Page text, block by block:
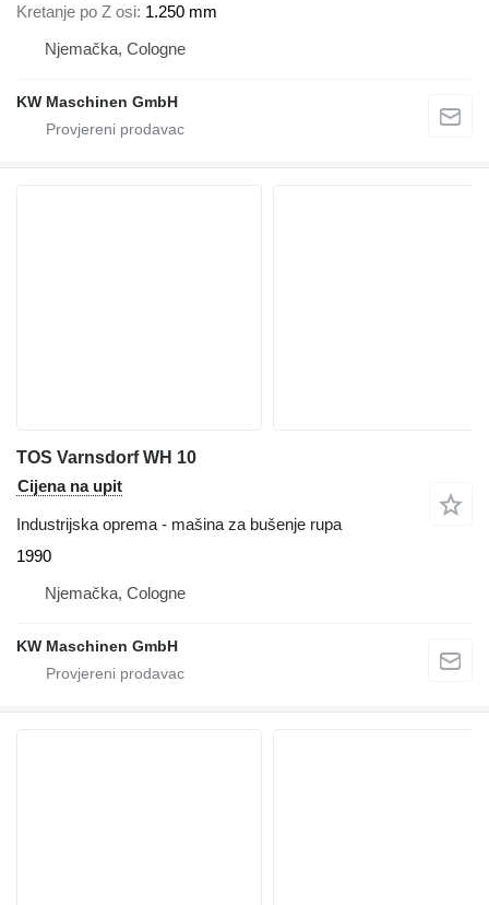
Kretanje po Z osi 1.250 mm
Njemačka, Cologne
KW Maschinen GmbH
TOS Varnsdorf WH 10
Cijena na upit
Industrijska oprema - mašina za bušenje rupa
1990
Njemačka, Cologne
KW Maschinen GmbH